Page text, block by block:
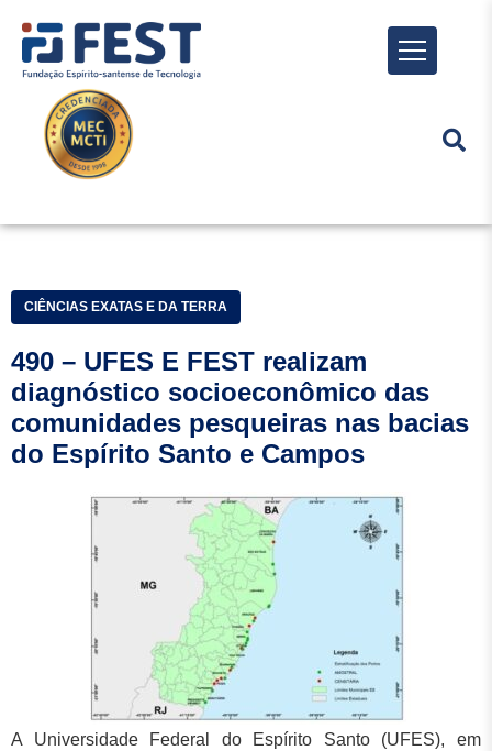
Menu
CIÊNCIAS EXATAS E DA TERRA
490 – UFES E FEST realizam
diagnóstico socioeconômico das
comunidades pesqueiras nas bacias
do Espírito Santo e Campos
A Universidade Federal do Espírito Santo (UFES), em